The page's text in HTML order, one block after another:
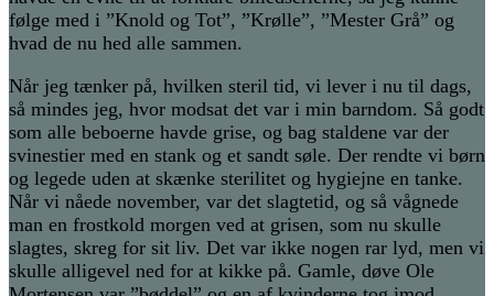
følge med i ”Knold og Tot”, ”Krølle”, ”Mester Grå” og
hvad de nu hed alle sammen.
Når jeg tænker på, hvilken steril tid, vi lever i nu til dags,
så mindes jeg, hvor modsat det var i min barndom. Så godt
som alle beboerne havde grise, og bag staldene var der
svinestier med en stank og et sandt søle. Der rendte vi børn
og legede uden at skænke sterilitet og hygiejne en tanke.
Når vi nåede november, var det slagtetid, og så vågnede
man en frostkold morgen ved at grisen, som nu skulle
slagtes, skreg for sit liv. Det var ikke nogen rar lyd, men vi
skulle alligevel ned for at kikke på. Gamle, døve Ole